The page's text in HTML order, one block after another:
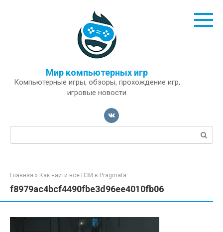
Мир компьютерных игр
Компьютерные игры, обзоры, прохождение игр,
игровые новости
Поиск:
Главная » Как найти все НЗИ в Pragmata
f8979ac4bcf4490fbe3d96ee4010fb06